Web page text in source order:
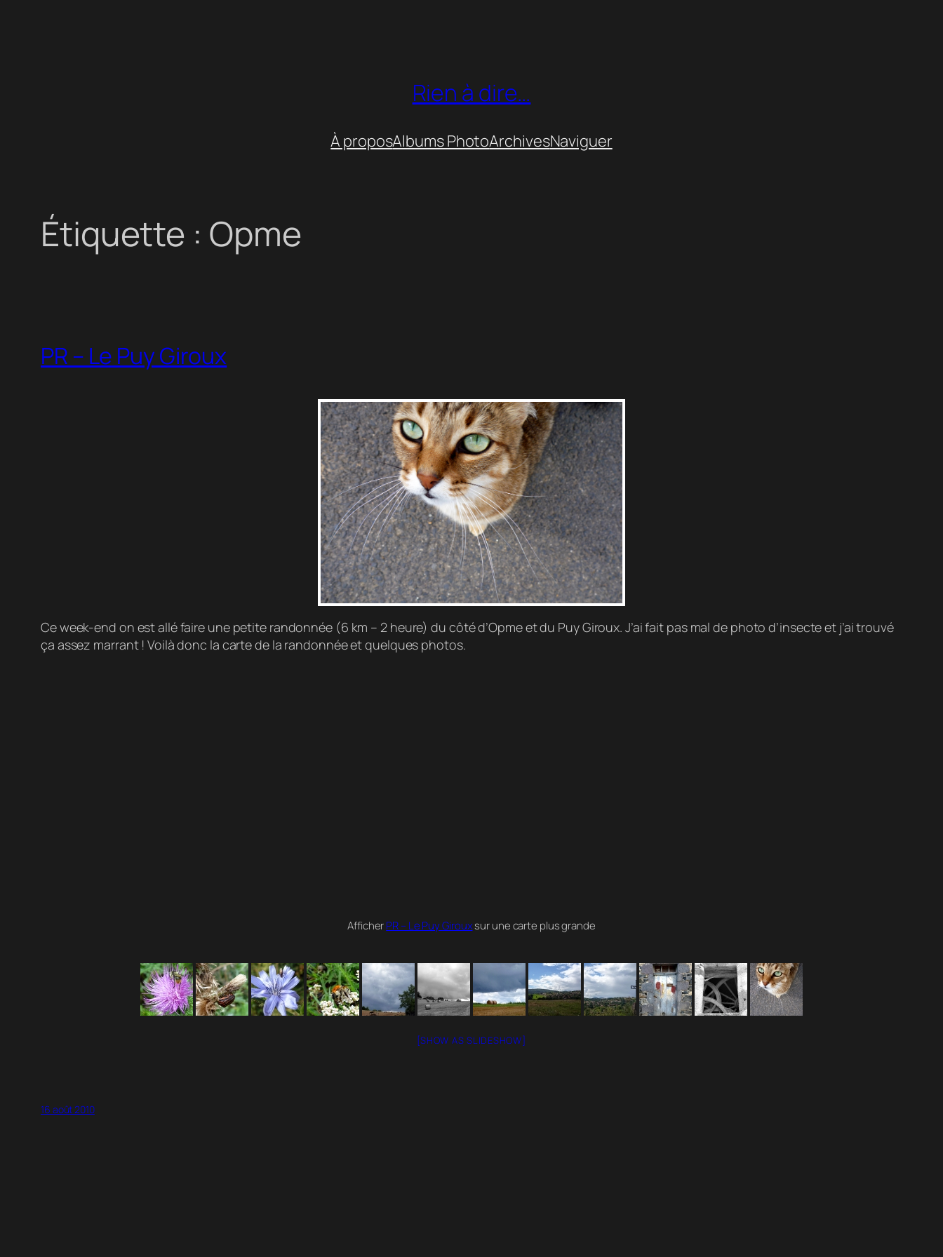
Rien à dire…
À proposAlbums PhotoArchivesNaviguer
Étiquette : Opme
PR – Le Puy Giroux
Ce week-end on est allé faire une petite randonnée (6 km – 2 heure) du côté d’Opme et du Puy Giroux. J’ai fait pas mal de photo d’insecte et j’ai trouvé
ça assez marrant ! Voilà donc la carte de la randonnée et quelques photos.
AfficherPR – Le Puy Girouxsur une carte plus grande
[SHOW AS SLIDESHOW]
16 août 2010